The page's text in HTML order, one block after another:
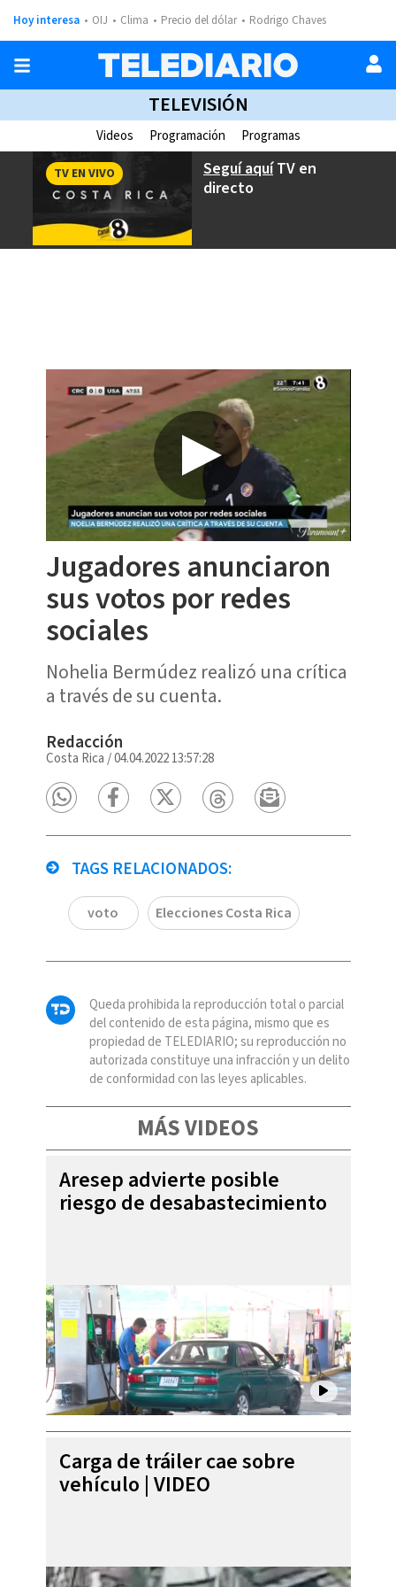
Hoy interesa OIJ Clima Precio del dólar Rodrigo Chaves
TELEVISIÓN
Videos Programación Programas
Seguí aquíTV en
directo
TV EN VIVO
Jugadores anunciaron
sus votos por redes
sociales
Nohelia Bermúdez realizó una crítica
a través de su cuenta.
Redacción
Costa Rica /04.04.2022 13:57:28
TAGS RELACIONADOS:
voto Elecciones Costa Rica
Queda prohibida la reproducción total o parcial
del contenido de esta página, mismo que es
propiedad de TELEDIARIO; su reproducción no
autorizada constituye una infracción y un delito
de conformidad con las leyes aplicables.
MÁS VIDEOS
Aresep advierte posible
riesgo de desabastecimiento
Carga de tráiler cae sobre
vehículo | VIDEO